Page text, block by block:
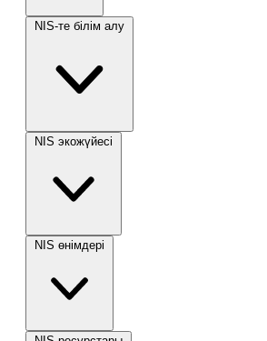
NIS-те білім алу
NIS экожүйесі
NIS өнімдері